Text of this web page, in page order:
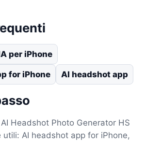
per iPhone
for iPhone AI headshot app
Headshot Photo Generator HS
utili: AI headshot app for iPhone,